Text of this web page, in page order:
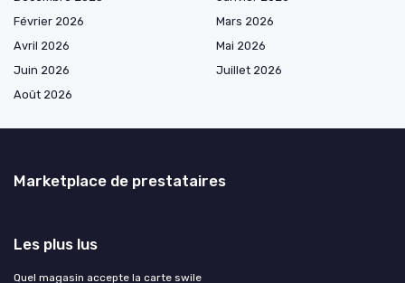
Février 2026
Mars 2026
Avril 2026
Mai 2026
Juin 2026
Juillet 2026
Août 2026
Marketplace de prestataires
Les plus lus
Quel magasin accepte la carte swile